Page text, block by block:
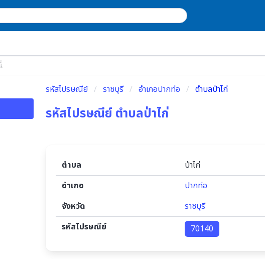
รหัสไปรษณีย์ ราชบุรี อำเภอปากท่อ ตำบลป่าไก่
รหัสไปรษณีย์ ตำบลป่าไก่
ตำบล
ป่าไก่
อำเภอ
ปากท่อ
จังหวัด
ราชบุรี
รหัสไปรษณีย์
70140